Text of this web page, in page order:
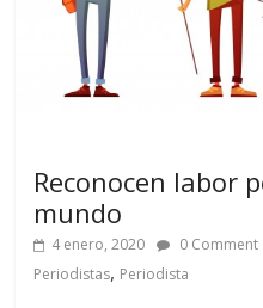
Reconocen labor
mundo
4 enero, 2020 0 Comment
Periodistas, Periodista